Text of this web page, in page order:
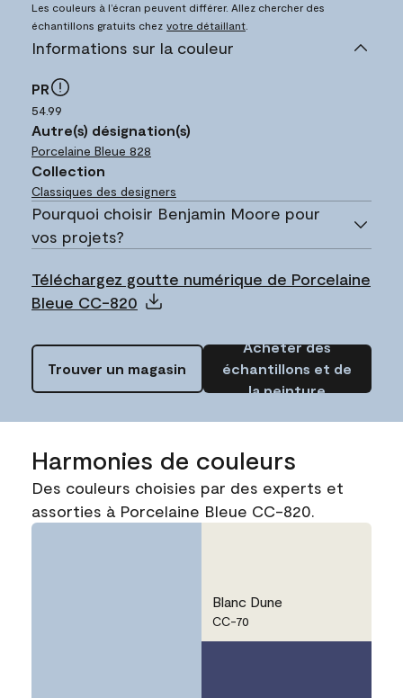
Les couleurs à l’écran peuvent différer. Allez chercher des
échantillons gratuits chez votre détaillant
Informations sur la couleur
PR
54.99
Autre(s) désignation(s)
Porcelaine Bleue 828
Collection
Classiques des designers
Pourquoi choisir Benjamin Moore pour
vos projets?
Téléchargez goutte numérique de Porcelaine
Bleue CC-820
Trouver un magasin
Acheter des
échantillons et de
la peinture
Harmonies de couleurs
Des couleurs choisies par des experts et
assorties à Porcelaine Bleue CC-820.
Blanc Dune
CC-70